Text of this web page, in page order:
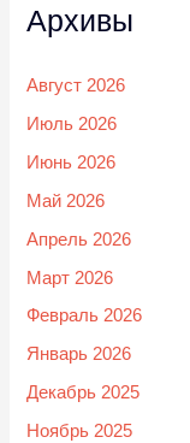
Архивы
Август 2026
Июль 2026
Июнь 2026
Май 2026
Апрель 2026
Март 2026
Февраль 2026
Январь 2026
Декабрь 2025
Ноябрь 2025